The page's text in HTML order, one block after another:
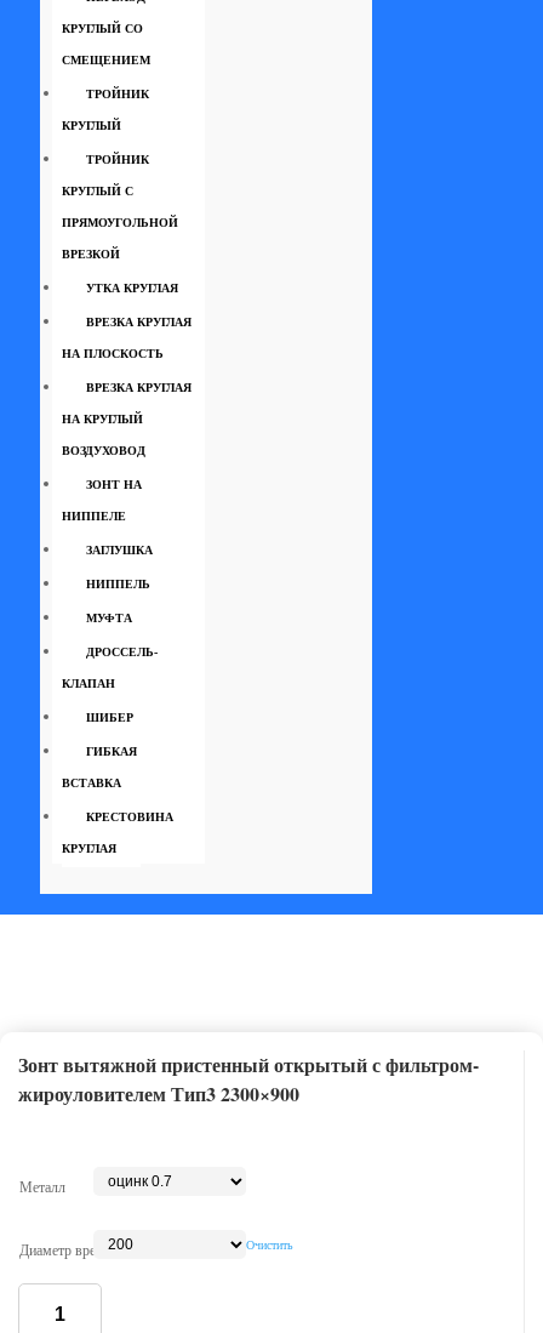
КРУГЛЫЙ СО
СМЕЩЕНИЕМ
ТРОЙНИК
КРУГЛЫЙ
ТРОЙНИК
КРУГЛЫЙ С
ПРЯМОУГОЛЬНОЙ
ВРЕЗКОЙ
УТКА КРУГЛАЯ
ВРЕЗКА КРУГЛАЯ
НА ПЛОСКОСТЬ
ВРЕЗКА КРУГЛАЯ
НА КРУГЛЫЙ
ВОЗДУХОВОД
ЗОНТ НА
НИППЕЛЕ
ЗАГЛУШКА
НИППЕЛЬ
МУФТА
ДРОССЕЛЬ-
КЛАПАН
ШИБЕР
ГИБКАЯ
ВСТАВКА
КРЕСТОВИНА
КРУГЛАЯ
Зонт вытяжной пристенный открытый с фильтром-
жироуловителем Тип3 2300×900
Металл
Диаметр врезки Очистить
Количество
товара